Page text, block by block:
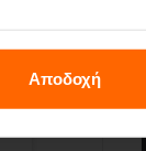
Αποδοχή